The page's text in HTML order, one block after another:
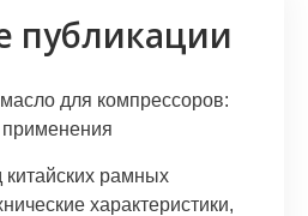
публикации
для компрессоров:
применения
рамных
характеристики,